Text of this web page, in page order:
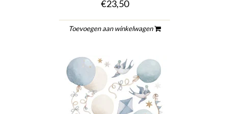
€23,50
Toevoegen aan winkelwagen